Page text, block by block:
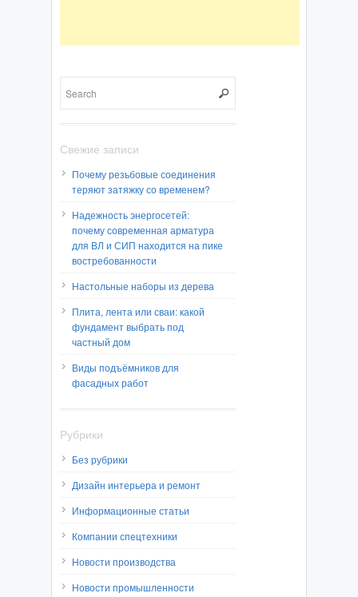
Свежие записи
Почему резьбовые соединения
теряют затяжку со временем?
Надежность энергосетей:
почему современная арматура
для ВЛ и СИП находится на пике
востребованности
Настольные наборы из дерева
Плита, лента или сваи: какой
фундамент выбрать под
частный дом
Виды подъёмников для
фасадных работ
Рубрики
Без рубрики
Дизайн интерьера и ремонт
Информационные статьи
Компании спецтехники
Новости производства
Новости промышленности